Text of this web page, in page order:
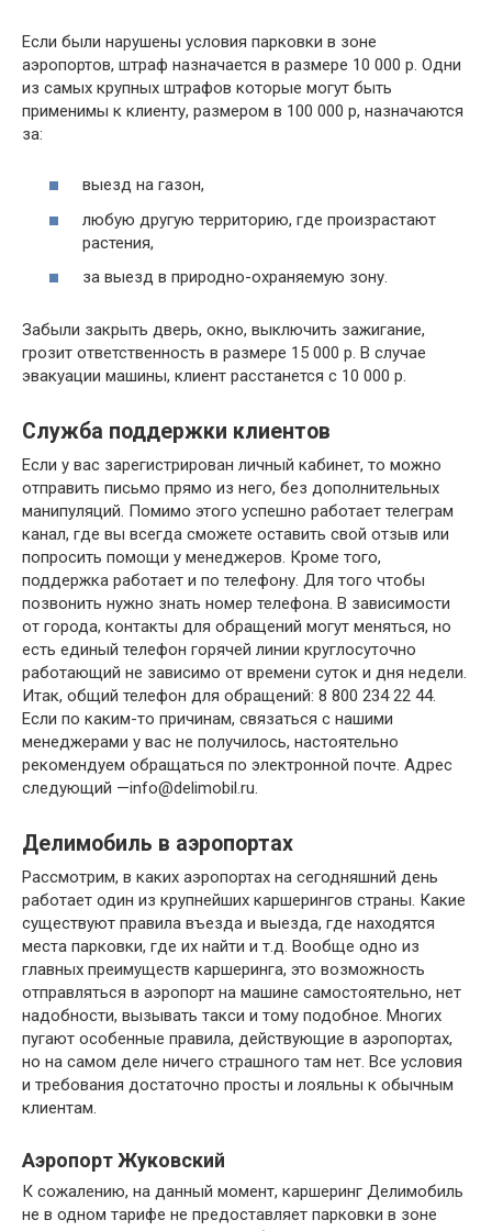
Если были нарушены условия парковки в зоне
аэропортов, штраф назначается в размере 10 000 р. Одни
из самых крупных штрафов которые могут быть
применимы к клиенту, размером в 100 000 р, назначаются
за:
выезд на газон,
любую другую территорию, где произрастают
растения,
за выезд в природно-охраняемую зону.
Забыли закрыть дверь, окно, выключить зажигание,
грозит ответственность в размере 15 000 р. В случае
эвакуации машины, клиент расстанется с 10 000 р.
Служба поддержки клиентов
Если у вас зарегистрирован личный кабинет, то можно
отправить письмо прямо из него, без дополнительных
манипуляций. Помимо этого успешно работает телеграм
канал, где вы всегда сможете оставить свой отзыв или
попросить помощи у менеджеров. Кроме того,
поддержка работает и по телефону. Для того чтобы
позвонить нужно знать номер телефона. В зависимости
от города, контакты для обращений могут меняться, но
есть единый телефон горячей линии круглосуточно
работающий не зависимо от времени суток и дня недели.
Итак, общий телефон для обращений: 8 800 234 22 44.
Если по каким-то причинам, связаться с нашими
менеджерами у вас не получилось, настоятельно
рекомендуем обращаться по электронной почте. Адрес
следующий —info@delimobil.ru.
Делимобиль в аэропортах
Рассмотрим, в каких аэропортах на сегодняшний день
работает один из крупнейших каршерингов страны. Какие
существуют правила въезда и выезда, где находятся
места парковки, где их найти и т.д. Вообще одно из
главных преимуществ каршеринга, это возможность
отправляться в аэропорт на машине самостоятельно, нет
надобности, вызывать такси и тому подобное. Многих
пугают особенные правила, действующие в аэропортах,
но на самом деле ничего страшного там нет. Все условия
и требования достаточно просты и лояльны к обычным
клиентам.
Аэропорт Жуковский
К сожалению, на данный момент, каршеринг Делимобиль
не в одном тарифе не предоставляет парковки в зоне